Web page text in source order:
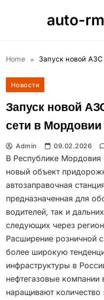
auto-
Home Запуск новой
Новости
Запуск новой
сети в Мордовии
Admin 09.02.2026
В Республике Мордовия
новый объект
автозаправочная
предназначенная для
водителей, так и
следующих через
Расширение розничной
более широкую
инфраструктуры в
нефтегазовые компании
наращивают количество